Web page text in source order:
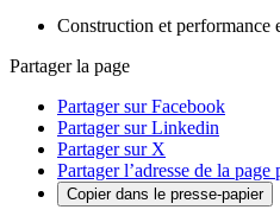
Construction et performance
Partager la page
Partager sur Facebook
Partager sur Linkedin
Partager sur X
Partager l’adresse de la page
Copier dans le presse-papier